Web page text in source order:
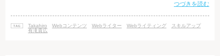
るリードが興味をそそるものでなければ、読者は読むのをやめてしまいま
それは、情報が溢れるインターネットの世界において、リード文を読んだ
ときに興味が湧かなければ、読み手はすぐにそのコンテンツから離れてし
つづきを読む
Takahiro Webコンテンツ Webライター Webライティング
スキルアップ
有滝貴広